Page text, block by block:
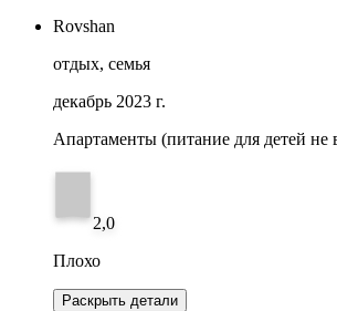
Rovshan
отдых, семья
декабрь 2023 г.
Апартаменты (питание для детей не
2,0
Плохо
Раскрыть детали